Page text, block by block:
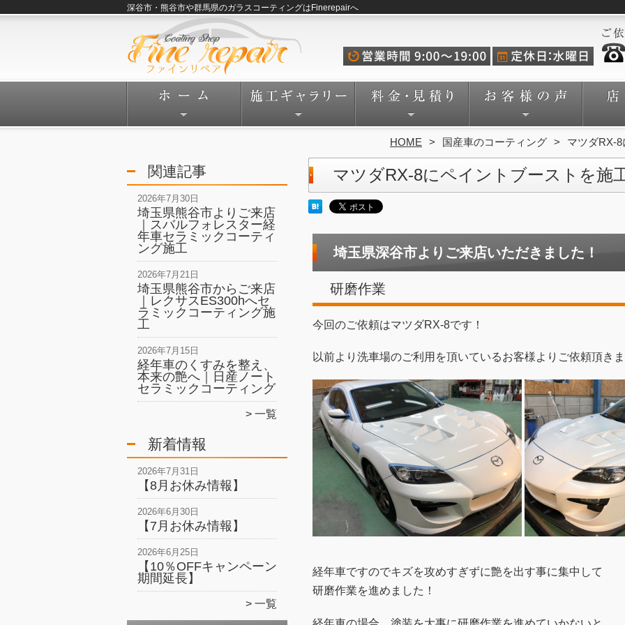
深谷市・熊谷市や群馬県のガラスコーティングはFinerepairへ
HOME 国産車のコーティング マツダRX-
関連記事
2026年7月30日
埼玉県熊谷市よりご来店
｜スバルフォレスター経
年車セラミックコーティ
ング施工
2026年7月21日
埼玉県熊谷市からご来店
｜レクサスES300hへセ
ラミックコーティング施
工
2026年7月15日
経年車のくすみを整え、
本来の艶へ｜日産ノート
セラミックコーティング
一覧
新着情報
2026年7月31日
【8月お休み情報】
2026年6月30日
【7月お休み情報】
2026年6月25日
【10％OFFキャンペーン
期間延長】
一覧
マツダRX-8にペイントブーストを施
埼玉県深谷市よりご来店いただきました！
研磨作業
今回のご依頼はマツダRX-8です！
以前より洗車場のご利用を頂いているお客様よりご依頼頂き
経年車ですのでキズを攻めすぎずに艶を出す事に集中して
研磨作業を進めました！